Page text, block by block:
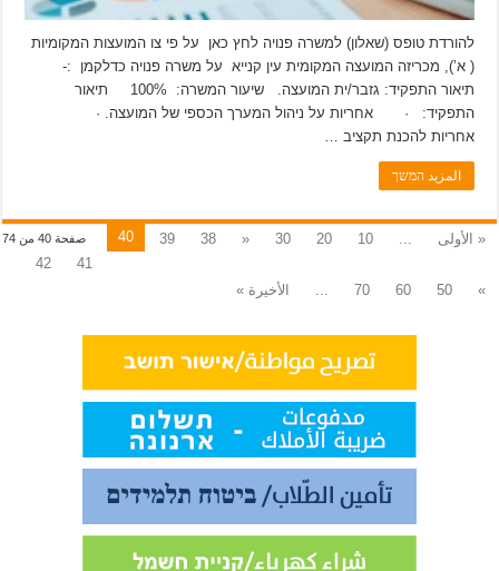
להורדת טופס (שאלון) למשרה פנויה לחץ כאן על פי צו המועצות המקומיות
( א’), מכריזה המועצה המקומית עין קנייא על משרה פנויה כדלקמן :-
תיאור התפקיד: גזבר/ית המועצה. שיעור המשרה: 100% תיאור
התפקיד: · אחריות על ניהול המערך הכספי של המועצה. ·
אחריות להכנת תקציב …
المزيد המשך
صفحة 40 من 74 « الأولى 10
20
30
«
38
39
40
41
42
»
50
60
70 الأخيرة »